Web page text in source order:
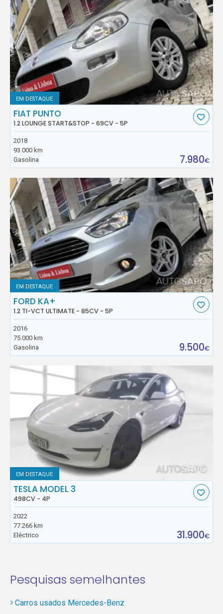
EM DESTAQUE
FIAT PUNTO
1.2 LOUNGE START&STOP - 69CV - 5P
2018
93.000 km
Gasolina
7.980€
EM DESTAQUE
FORD KA+
1.2 TI-VCT ULTIMATE - 85CV - 5P
2016
75.000 km
Gasolina
9.500€
EM DESTAQUE
TESLA MODEL 3
498CV - 4P
2022
77.266 km
Eléctrico
31.900€
Pesquisas semelhantes
Carros usados Mercedes-Benz